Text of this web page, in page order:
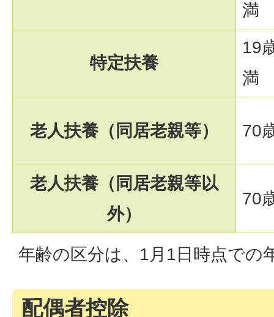
満
特定扶養
19
満
老人扶養（同居老親等） 70
老人扶養（同居老親等以
外）
70
年齢の区分は、1月1日時点での
配偶者控除